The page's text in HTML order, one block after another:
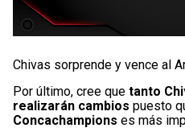
Chivas sorprende y vence al
Por último, cree que tanto
realizarán cambios puesto
Concachampions es más